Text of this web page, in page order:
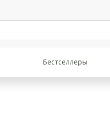
Бестселлеры